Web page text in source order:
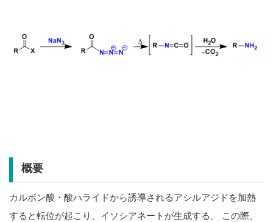
概要
カルボン酸・酸ハライドから誘導されるアシルアジドを加熱
すると転位が起こり、イソシアネートが生成する。 この際、